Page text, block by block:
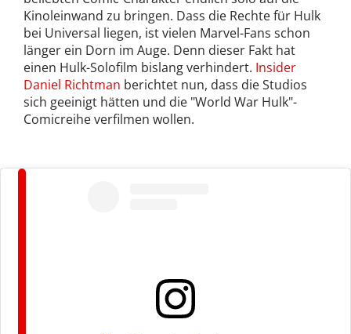
Kinoleinwand zu bringen. Dass die Rechte für Hulk
bei Universal liegen, ist vielen Marvel-Fans schon
länger ein Dorn im Auge. Denn dieser Fakt hat
einen Hulk-Solofilm bislang verhindert. Insider
Daniel Richtman berichtet nun, dass die Studios
sich geeinigt hätten und die "World War Hulk"-
Comicreihe verfilmen wollen.